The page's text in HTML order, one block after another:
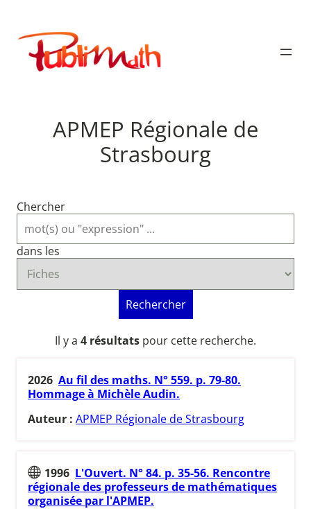
contenu
Publimath
APMEP Régionale de
Strasbourg
Chercher
dans les
Rechercher
Il y a 4 résultats pour cette recherche.
2026 Au fil des maths. N° 559. p. 79-80.
Hommage à Michèle Audin.
Auteur : APMEP Régionale de Strasbourg
1996 L'Ouvert. N° 84. p. 35-56. Rencontre
régionale des professeurs de mathématiques
organisée par l'APMEP.